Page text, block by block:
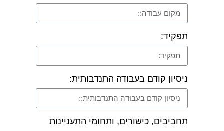
תפקיד:
ניסיון קודם בעבודה התנדבותית:
תחביבים, כישורים, ותחומי התעניינות